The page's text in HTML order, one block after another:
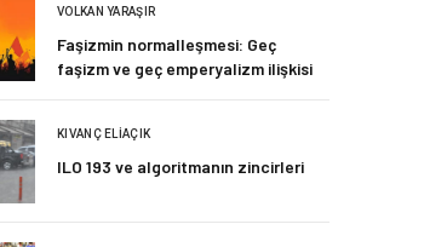
VOLKAN YARAŞIR
Faşizmin normalleşmesi: Geç
faşizm ve geç emperyalizm ilişkisi
KIVANÇ ELIAÇIK
ILO 193 ve algoritmanın zincirleri